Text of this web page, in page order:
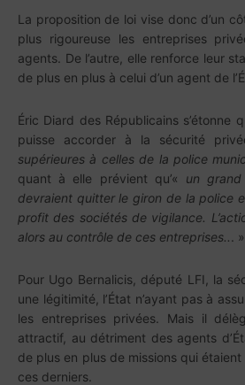
La proposition de loi vise donc d’un
plus rigoureuse les entreprises
agents. De l’autre, elle renforce leur
de plus en plus à celui d’un agent de
Éric Diard des Républicains s’étonne
puisse accorder à la sécurité
supérieures à celles de la police
quant à elle prévient qu’« un
devraient quitter le giron de la police
profit des sociétés de vigilance.
alors au contrôle de ces entreprises...
Pour Ugo Bernalicis, député LFI, la
une légitimité, l’État n’ayant pas à
les entreprises privées. Mais il
attractif, au détriment des agents
de plus en plus de missions qui étaient
ces derniers.